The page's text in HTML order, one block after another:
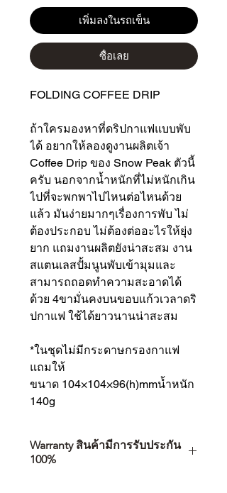
เพิ่มลงในรถเข็น
ซื้อเลย
FOLDING COFFEE DRIP
ถ้าใครมองหาที่ดริปกาแฟแบบพับ
ได้ อยากให้ลองดูงานผลิตเจ้า
Coffee Drip ของ Snow Peak ตัวนี้
ครับ นอกจากน้ำหนักที่ไม่หนักเกิน
ไปที่จะพกพาไปไหนต่อไหนด้วย
แล้ว มันง่ายมากๆเรื่องการพับ ไม่
ต้องประกอบ ไม่ต้องต่ออะไรให้ยุ่ง
ยาก แถมงานผลิตยังน่าสะสม งาน
สแตนเลสปั้มนูนพับเข้ามุมและ
สามารถถอดทำความสะอาดได้
ด้วย 4ขามั่นคงบนขอบแก้วเวลาดริ
ปกาแฟ ใช้ได้ยาวนานน่าสะสม
*ในชุดไม่มีกระดาษกรองกาแฟ
แถมให้
ขนาด 104×104×96(h)mmน้ำหนัก
140g
Warranty สินค้ามีการรับประกัน
100%